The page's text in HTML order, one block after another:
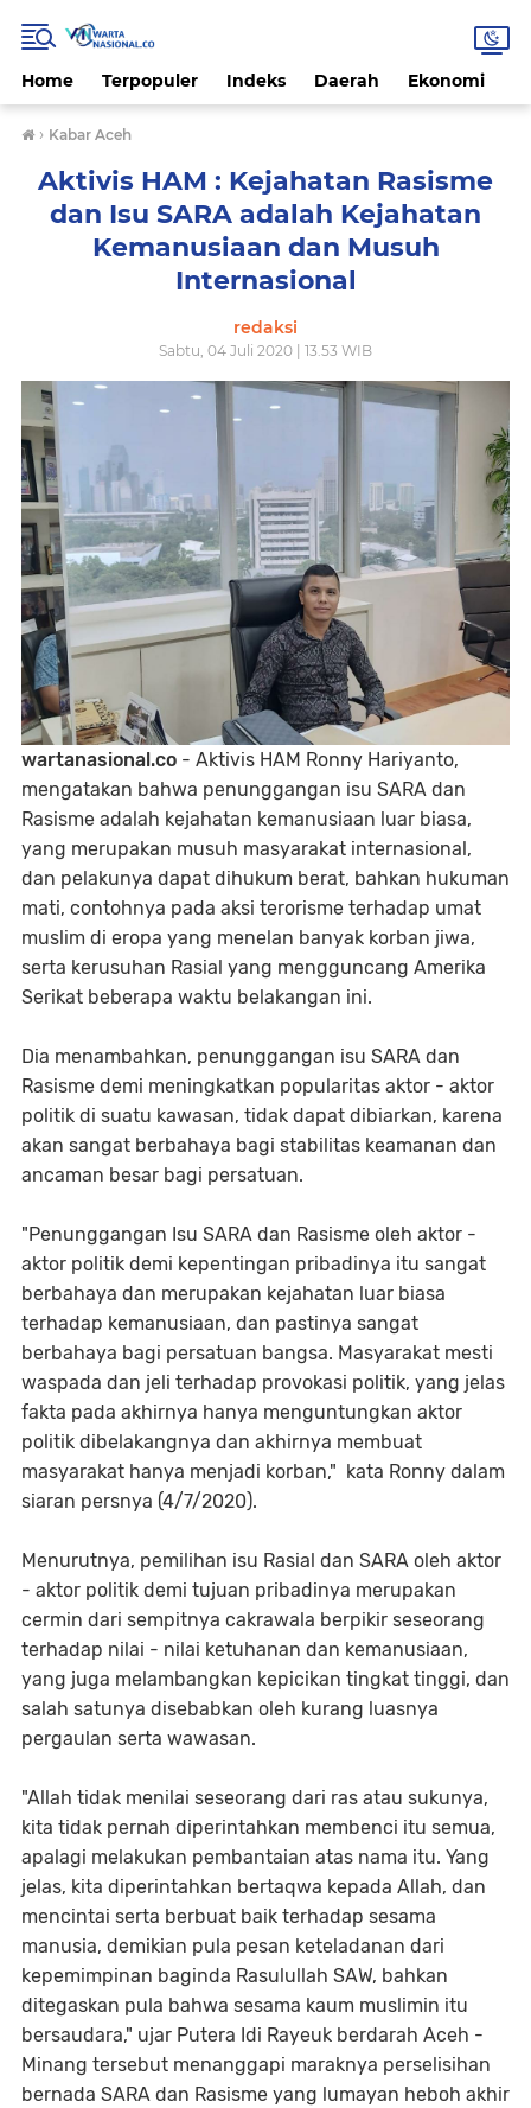
Home Terpopuler Indeks Daerah Ekonomi
› Kabar Aceh
Aktivis HAM : Kejahatan Rasisme
dan Isu SARA adalah Kejahatan
Kemanusiaan dan Musuh
Internasional
redaksi
Sabtu, 04 Juli 2020 | 13.53 WIB
wartanasional.co - Aktivis HAM Ronny Hariyanto,
mengatakan bahwa penunggangan isu SARA dan
Rasisme adalah kejahatan kemanusiaan luar biasa,
yang merupakan musuh masyarakat internasional,
dan pelakunya dapat dihukum berat, bahkan hukuman
mati, contohnya pada aksi terorisme terhadap umat
muslim di eropa yang menelan banyak korban jiwa,
serta kerusuhan Rasial yang mengguncang Amerika
Serikat beberapa waktu belakangan ini.
Dia menambahkan, penunggangan isu SARA dan
Rasisme demi meningkatkan popularitas aktor - aktor
politik di suatu kawasan, tidak dapat dibiarkan, karena
akan sangat berbahaya bagi stabilitas keamanan dan
ancaman besar bagi persatuan.
"Penunggangan Isu SARA dan Rasisme oleh aktor -
aktor politik demi kepentingan pribadinya itu sangat
berbahaya dan merupakan kejahatan luar biasa
terhadap kemanusiaan, dan pastinya sangat
berbahaya bagi persatuan bangsa. Masyarakat mesti
waspada dan jeli terhadap provokasi politik, yang jelas
fakta pada akhirnya hanya menguntungkan aktor
politik dibelakangnya dan akhirnya membuat
masyarakat hanya menjadi korban," kata Ronny dalam
siaran persnya (4/7/2020).
Menurutnya, pemilihan isu Rasial dan SARA oleh aktor
- aktor politik demi tujuan pribadinya merupakan
cermin dari sempitnya cakrawala berpikir seseorang
terhadap nilai - nilai ketuhanan dan kemanusiaan,
yang juga melambangkan kepicikan tingkat tinggi, dan
salah satunya disebabkan oleh kurang luasnya
pergaulan serta wawasan.
"Allah tidak menilai seseorang dari ras atau sukunya,
kita tidak pernah diperintahkan membenci itu semua,
apalagi melakukan pembantaian atas nama itu. Yang
jelas, kita diperintahkan bertaqwa kepada Allah, dan
mencintai serta berbuat baik terhadap sesama
manusia, demikian pula pesan keteladanan dari
kepemimpinan baginda Rasulullah SAW, bahkan
ditegaskan pula bahwa sesama kaum muslimin itu
bersaudara," ujar Putera Idi Rayeuk berdarah Aceh -
Minang tersebut menanggapi maraknya perselisihan
bernada SARA dan Rasisme yang lumayan heboh akhir